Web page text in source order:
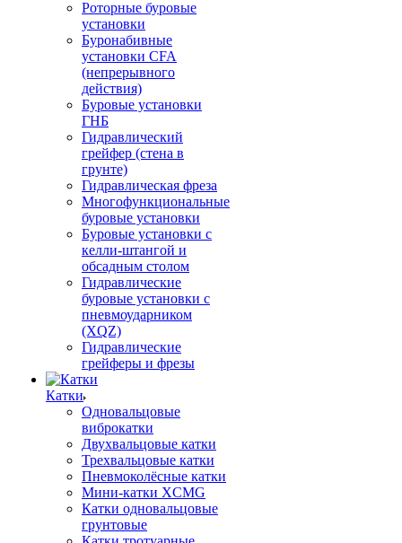
Роторные буровые
установки
Буронабивные
установки CFA
(непрерывного
действия)
Буровые установки
ГНБ
Гидравлический
грейфер (стена в
грунте)
Гидравлическая фреза
Многофункциональные
буровые установки
Буровые установки с
келли-штангой и
обсадным столом
Гидравлические
буровые установки с
пневмоударником
(XQZ)
Гидравлические
грейферы и фрезы
Катки
Одновальцовые
виброкатки
Двухвальцовые катки
Трехвальцовые катки
Пневмоколёсные катки
Мини-катки XCMG
Катки одновальцовые
грунтовые